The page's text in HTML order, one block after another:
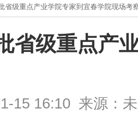
省级重点产业学院专家到宜春学院现场考
省级重点产
15 16:10 来源：